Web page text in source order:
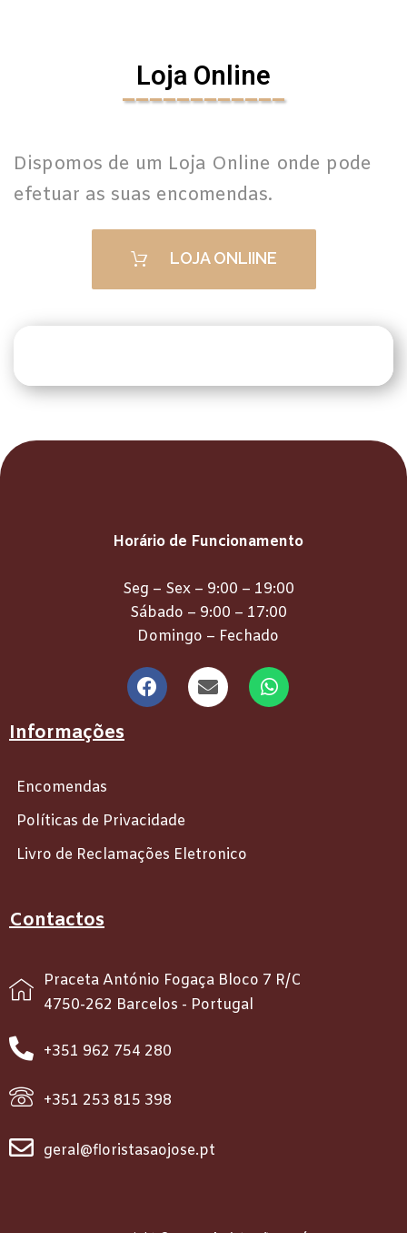
Loja Online
____________
Dispomos de um Loja Online onde pode
efetuar as suas encomendas.
LOJA ONLIINE
Horário de Funcionamento
Seg – Sex – 9:00 – 19:00
Sábado – 9:00 – 17:00
Domingo – Fechado
Informações
Encomendas
Políticas de Privacidade
Livro de Reclamações Eletronico
Contactos
Praceta António Fogaça Bloco 7 R/C
4750-262 Barcelos - Portugal
+351 962 754 280
+351 253 815 398
geral@floristasaojose.pt